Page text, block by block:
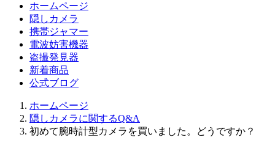
ホームページ
隠しカメラ
携帯ジャマー
電波妨害機器
盗撮発見器
新着商品
公式ブログ
ホームページ
隠しカメラに関するQ&A
初めて腕時計型カメラを買いました。どうですか？